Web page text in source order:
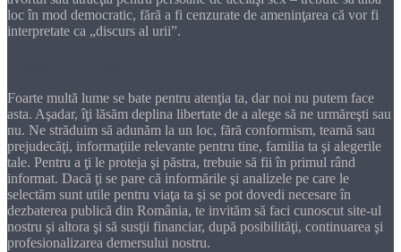
loc în mod democratic, fără a fi cenzurate de ameninţarea că vor fi
interpretate ca „discurs al urii”.
Foarte multă lume se bate pentru atenţia ta, dar noi nu putem face
asta. Aşadar, îţi lăsăm deplina libertate de a alege să ne urmăreşti sau
nu. Ne străduim să adunăm la un loc, fără conformism, teamă sau
prejudecăţi, informaţiile relevante pentru tine, familia ta şi alegerile
tale. Pentru a ţi le proteja şi păstra, trebuie să fii în primul rând
informat. Dacă ţi se pare că informările şi analizele pe care le
selectăm sunt utile pentru viaţa ta şi se pot dovedi necesare în
dezbaterea publică din România, te invităm să faci cunoscut site-ul
nostru şi altora şi să susţii financiar, după posibilităţi, continuarea şi
profesionalizarea demersului nostru.